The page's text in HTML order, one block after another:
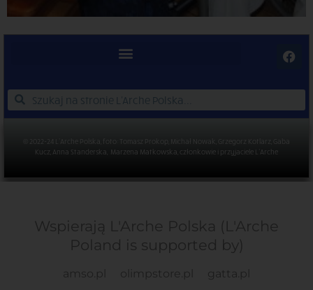
© 2022-24 L’Arche Polska, foto: Tomasz Prokop, Michał Nowak, Grzegorz Kotlarz, Gaba
Kucz, Anna Standerska, Marzena Matkowska, członkowie i przyjaciele L’Arche
Wspierają L'Arche Polska (L'Arche
Poland is supported by)
amso.pl olimpstore.pl gatta.pl